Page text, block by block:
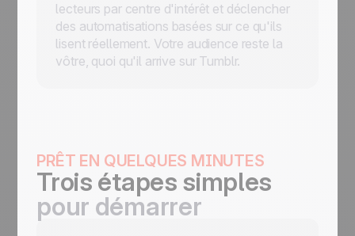
lecteurs par centre d'intérêt et déclencher
des automatisations basées sur ce qu'ils
lisent réellement. Votre audience reste la
vôtre, quoi qu'il arrive sur Tumblr.
PRÊT EN QUELQUES MINUTES
Trois étapes simples
pour démarrer